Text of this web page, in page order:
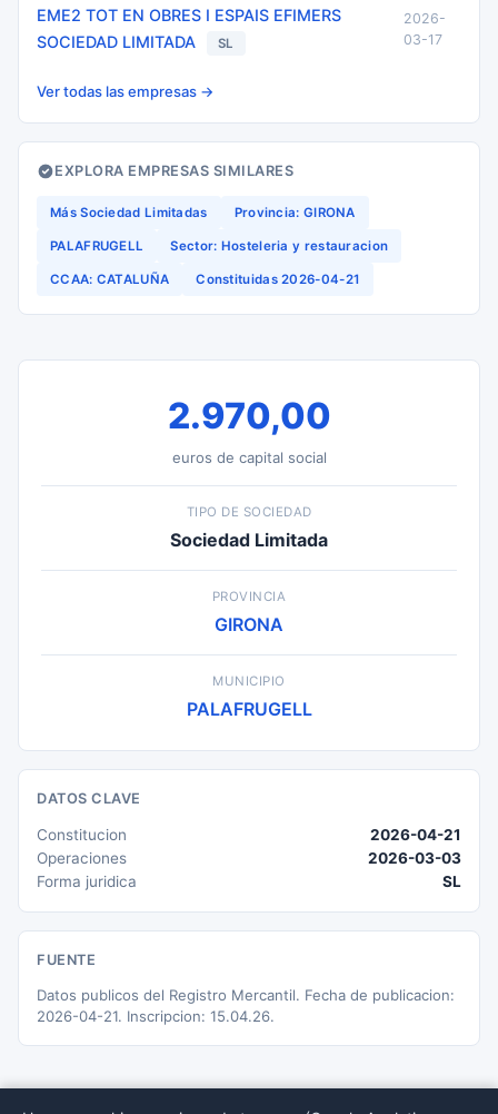
EME2 TOT EN OBRES I ESPAIS EFIMERS
SOCIEDAD LIMITADA
SL
2026-
03-17
Ver todas las empresas →
EXPLORA EMPRESAS SIMILARES
Más Sociedad Limitadas Provincia: GIRONA
PALAFRUGELL Sector: Hosteleria y restauracion
CCAA: CATALUÑA Constituidas 2026-04-21
2.970,00
euros de capital social
TIPO DE SOCIEDAD
Sociedad Limitada
PROVINCIA
GIRONA
MUNICIPIO
PALAFRUGELL
DATOS CLAVE
Constitucion
2026-04-21
Operaciones
2026-03-03
Forma juridica
SL
FUENTE
Datos publicos del Registro Mercantil. Fecha de publicacion:
2026-04-21. Inscripcion: 15.04.26.